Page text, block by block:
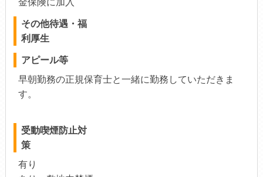
その他待遇・福
利厚生
アピール等
早朝勤務の正規保育士と一緒に勤務していただきま
す。
受動喫煙防止対
策
有り